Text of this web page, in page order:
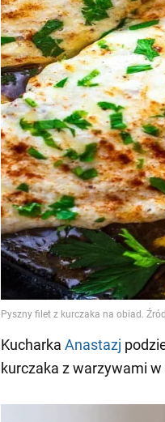
Kucharka Anastazj
kurczaka z warzywami